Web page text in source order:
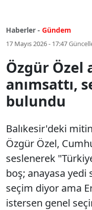
Haberler - Gündem
17 Mayıs 2026 - 17:47
Özgür Özel
anımsattı,
bulundu
Balıkesir'deki
Özgür Özel,
seslenerek
boş; anayasa
seçim diyor ama
istersen genel